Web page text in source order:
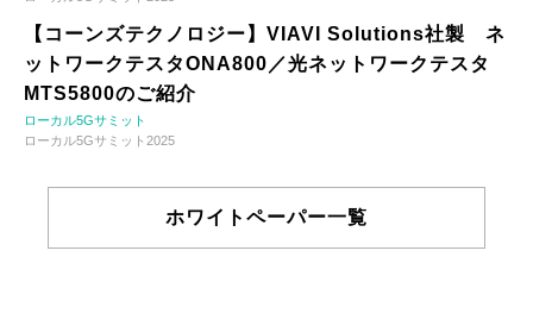
【コーンズテクノロジー】VIAVI Solutions社製 ネ
ットワークテスタONA800／光ネットワークテスタ
MTS5800のご紹介
ローカル5Gサミット
ローカル5Gサミット2025
ホワイトペーパー一覧